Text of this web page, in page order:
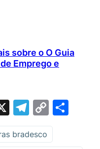
sobre o O Guia
Emprego e
X Telegram
Copy
Link
bradesco